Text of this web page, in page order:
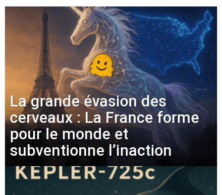
La grande évasion des
cerveaux : La France forme
pour le monde et
subventionne l’inaction